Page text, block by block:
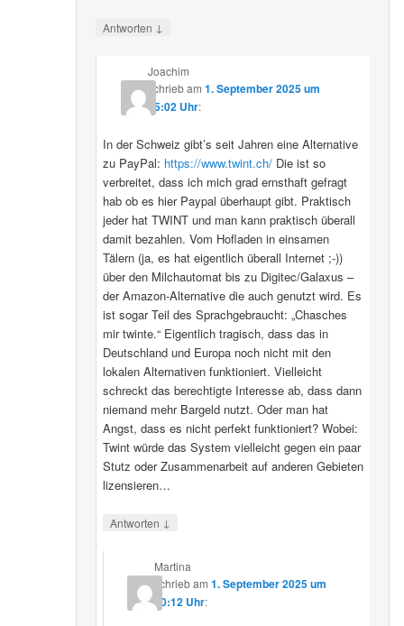
Antworten ↓
Joachim
schriebam 1. September 2025 um
15:02 Uhr:
In der Schweiz gibt’s seit Jahren eine Alternative
zu PayPal: https://www.twint.ch/Die ist so
verbreitet, dass ich mich grad ernsthaft gefragt
hab ob es hier Paypal überhaupt gibt. Praktisch
jeder hat TWINT und man kann praktisch überall
damit bezahlen. Vom Hofladen in einsamen
Tälern (ja, es hat eigentlich überall Internet ;-))
über den Milchautomat bis zu Digitec/Galaxus –
der Amazon-Alternative die auch genutzt wird. Es
ist sogar Teil des Sprachgebraucht: „Chasches
mir twinte.“ Eigentlich tragisch, dass das in
Deutschland und Europa noch nicht mit den
lokalen Alternativen funktioniert. Vielleicht
schreckt das berechtigte Interesse ab, dass dann
niemand mehr Bargeld nutzt. Oder man hat
Angst, dass es nicht perfekt funktioniert? Wobei:
Twint würde das System vielleicht gegen ein paar
Stutz oder Zusammenarbeit auf anderen Gebieten
lizensieren…
Antworten ↓
Martina
schriebam1. September 2025 um
20:12 Uhr: